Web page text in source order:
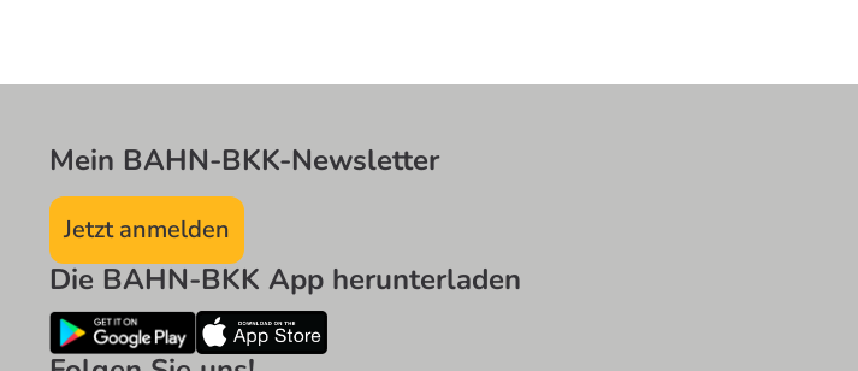
Mein BAHN-BKK-Newsletter
Jetzt anmelden
Die BAHN-BKK App herunterladen